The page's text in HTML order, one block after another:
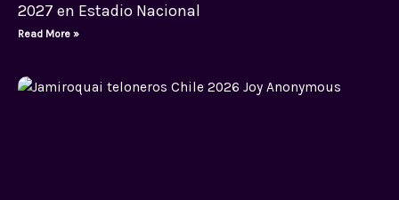
2027 en Estadio Nacional
Read More »